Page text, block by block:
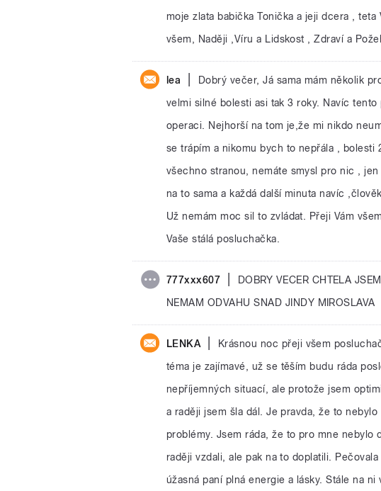
moje zlata babička Tonička a jeji dcera ,
všem, Naději ,Víru a Lidskost , Zdraví a
lea
Dobrý večer, Já sama mám několik
velmi silné bolesti asi tak 3 roky. Navíc
operaci. Nejhorší na tom je,že mi nikdo
se trápím a nikomu bych to nepřála , bolesti
všechno stranou, nemáte smysl pro nic ,
na to sama a každá další minuta navíc
Už nemám moc sil to zvládat. Přeji Vám
Vaše stálá posluchačka.
777xxx607
DOBRY VECER CHTELA
NEMAM ODVAHU SNAD JINDY MIROSLAVA
LENKA
Krásnou noc přeji všem
téma je zajímavé, už se těším budu ráda
nepříjemných situací, ale protože jsem
a raději jsem šla dál. Je pravda, že to
problémy. Jsem ráda, že to pro mne nebylo
raději vzdali, ale pak na to doplatili.
úžasná paní plná energie a lásky. Stále na